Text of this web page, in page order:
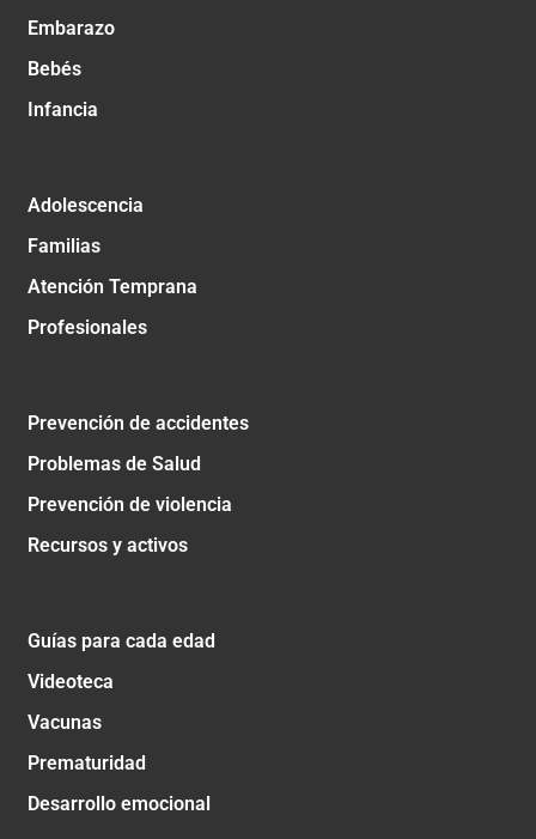
Embarazo
Bebés
Infancia
Adolescencia
Familias
Atención Temprana
Profesionales
Prevención de accidentes
Problemas de Salud
Prevención de violencia
Recursos y activos
Guías para cada edad
Videoteca
Vacunas
Prematuridad
Desarrollo emocional